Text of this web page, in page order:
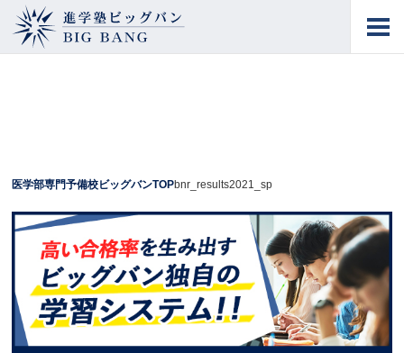
医学部専門予備校ビッグバンTOPbnr_results2021_sp